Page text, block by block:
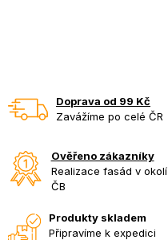
Doprava od 99 Kč
Zavážíme po celé ČR
Ověřeno zákazníky
Realizace fasád v okolí
ČB
Produkty skladem
Připravíme k expedici